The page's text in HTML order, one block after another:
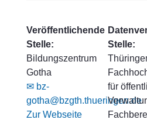
Veröffentlichende
Stelle:
Bildungszentrum
Gotha
✉ bz-
gotha@bzgth.thueringen.de
Zur Webseite
Stelle:
für